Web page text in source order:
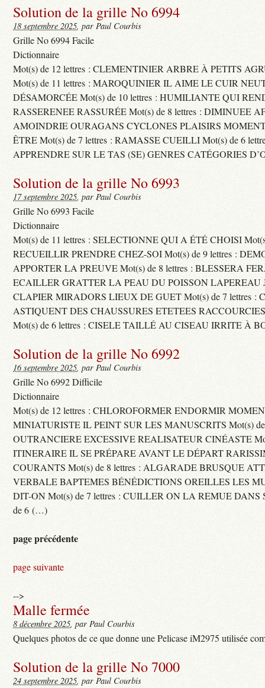
Solution de la grille No 6994
18 septembre 2025, par Paul Courbis
Grille No 6994 Facile
Dictionnaire
Mot(s) de 12 lettres : CLEMENTINIER ARBRE À PETITS
Mot(s) de 11 lettres : MAROQUINIER IL AIME LE CUIR
DÉSAMORCÉE Mot(s) de 10 lettres : HUMILIANTE QUI
RASSERENEE RASSURÉE Mot(s) de 8 lettres : DIMINUEE
AMOINDRIE OURAGANS CYCLONES PLAISIRS
ÊTRE Mot(s) de 7 lettres : RAMASSE CUEILLI Mot(s) de 6
APPRENDRE SUR LE TAS (SE) GENRES CATÉGORIES
Solution de la grille No 6993
17 septembre 2025, par Paul Courbis
Grille No 6993 Facile
Dictionnaire
Mot(s) de 11 lettres : SELECTIONNE QUI A ÉTÉ CHOISI
RECUEILLIR PRENDRE CHEZ-SOI Mot(s) de 9 lettres :
APPORTER LA PREUVE Mot(s) de 8 lettres : BLESSERA
ECAILLER GRATTER LA PEAU DU POISSON LAPEREAU
CLAPIER MIRADORS LIEUX DE GUET Mot(s) de 7 lettres :
ASTIQUENT DES CHAUSSURES ETETEES
Mot(s) de 6 lettres : CISELE TAILLÉ AU CISEAU IRRITE À
Solution de la grille No 6992
16 septembre 2025, par Paul Courbis
Grille No 6992 Difficile
Dictionnaire
Mot(s) de 12 lettres : CHLOROFORMER ENDORMIR
MINIATURISTE IL PEINT SUR LES MANUSCRITS Mot(s) de
OUTRANCIERE EXCESSIVE REALISATEUR CINÉASTE
ITINERAIRE IL SE PRÉPARE AVANT LE DÉPART
COURANTS Mot(s) de 8 lettres : ALGARADE BRUSQUE
VERBALE BAPTEMES BÉNÉDICTIONS OREILLES LES
DIT-ON Mot(s) de 7 lettres : CUILLER ON LA REMUE DANS
de 6 (…)
page précédente
page suivante
-->
Malle fermée
8 décembre 2025, par Paul Courbis
Quelques photos de ce que donne une Pelicase iM2975 utilisée
Solution de la grille No 7000
24 septembre 2025, par Paul Courbis